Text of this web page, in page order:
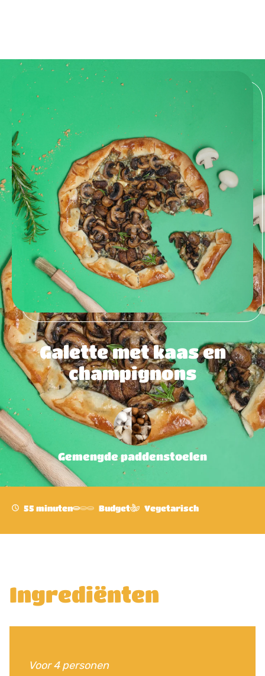
Galette met kaas en
champignons
Gemengde paddenstoelen
55 minuten Budget Vegetarisch
Ingrediënten
Voor 4 personen